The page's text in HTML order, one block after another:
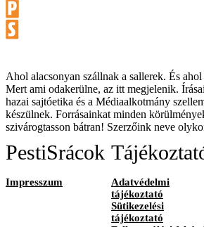
Ahol alacsonyan szállnak a sallerek. És
Mert ami odakerülne, az itt megjelenik.
hazai sajtóetika és a Médiaalkotmány
készülnek. Forrásainkat minden
szivárogtasson bátran! Szerzőink neve
PestiSrácok
Impresszum
Adatvédelmi
tájékoztató
Sütikezelési
tájékoztató